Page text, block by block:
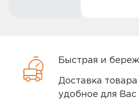
Быстрая и
Доставка
удобное для Вас